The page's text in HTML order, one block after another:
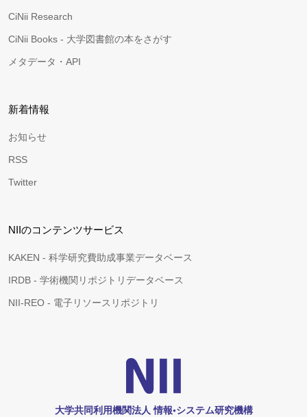
CiNii Research
CiNii Books - 大学図書館の本をさがす
メタデータ・API
新着情報
お知らせ
RSS
Twitter
NIIのコンテンツサービス
KAKEN - 科学研究費助成事業データベース
IRDB - 学術機関リポジトリデータベース
NII-REO - 電子リソースリポジトリ
大学共同利用機関法人 情報•システム研究機構